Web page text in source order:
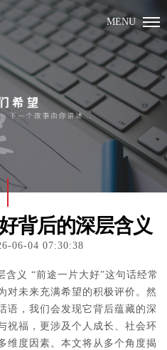
MENU
背后的深层含义
06-04 07:30:38
含义 “前途一片大好”这句话经常
对未来充满希望的积极评价。然
语，我们会发现它背后蕴藏的深
祝福，更涉及个人成长、社会环
维度因素。本文将从多个角度揭